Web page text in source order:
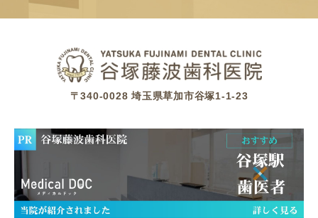
〒340-0028 埼玉県草加市谷塚1-1-23